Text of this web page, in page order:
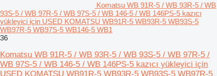
Komatsu WB 91R-5 / WB 93R-5 / WB
93S-5 / WB 97R-5 / WB 97S-5 / WB 146-5 / WB 146PS-5 kazıcı
yükleyici için USED KOMATSU WB91R-5 WB93R-5 WB93S-5
WB97R-5 WB97S-5 WB146-5 WB1
36
Komatsu WB 91R-5 / WB 93R-5 / WB 93S-5 / WB 97R-5 /
WB 97S-5 / WB 146-5 / WB 146PS-5 kazıcı yükleyici için
USED KOMATSU WB91R-5 WB93R-5 WB93S-5 WB97R-5